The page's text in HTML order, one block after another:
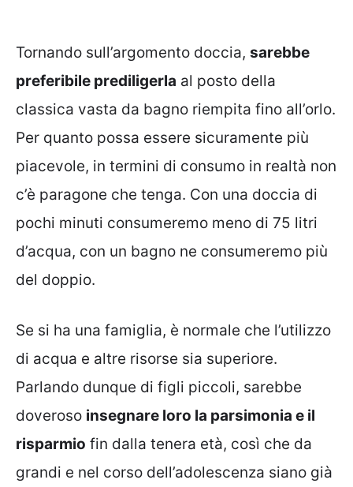
Tornando sull’argomento doccia, sarebbe
preferibile prediligerla al posto della
classica vasta da bagno riempita fino all’orlo.
Per quanto possa essere sicuramente più
piacevole, in termini di consumo in realtà non
c’è paragone che tenga. Con una doccia di
pochi minuti consumeremo meno di 75 litri
d’acqua, con un bagno ne consumeremo più
del doppio.
Se si ha una famiglia, è normale che l’utilizzo
di acqua e altre risorse sia superiore.
Parlando dunque di figli piccoli, sarebbe
doveroso insegnare loro la parsimonia e il
risparmio fin dalla tenera età, così che da
grandi e nel corso dell’adolescenza siano già